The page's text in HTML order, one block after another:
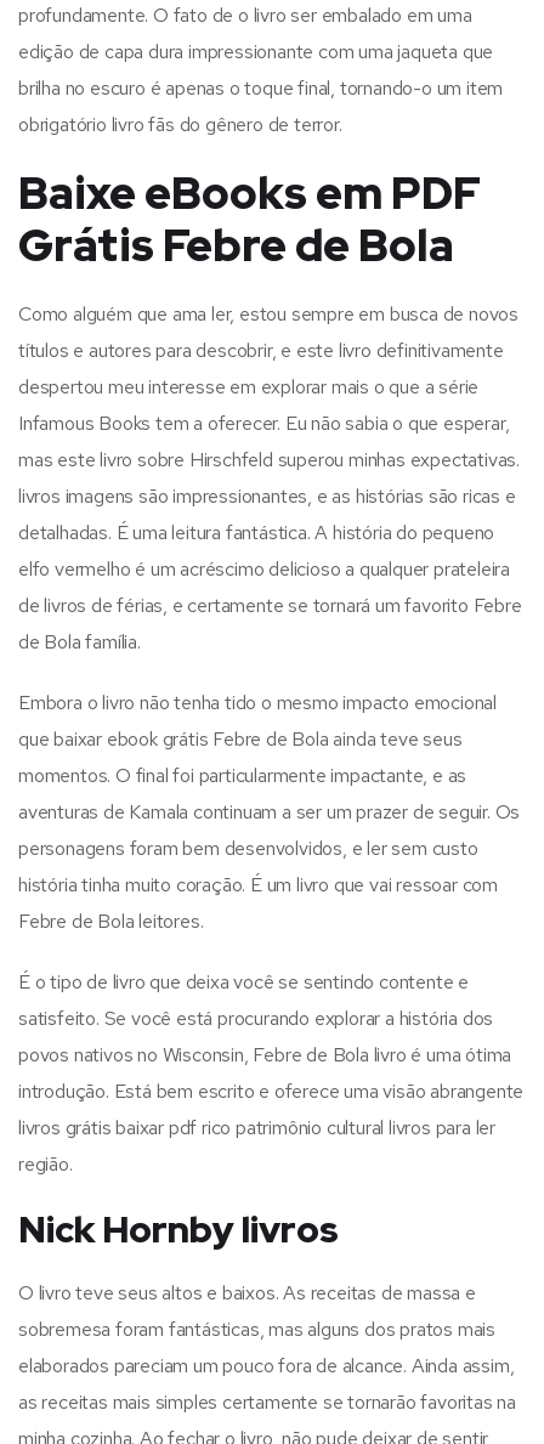
profundamente. O fato de o livro ser embalado em uma
edição de capa dura impressionante com uma jaqueta que
brilha no escuro é apenas o toque final, tornando-o um item
obrigatório livro fãs do gênero de terror.
Baixe eBooks em PDF
Grátis Febre de Bola
Como alguém que ama ler, estou sempre em busca de novos
títulos e autores para descobrir, e este livro definitivamente
despertou meu interesse em explorar mais o que a série
Infamous Books tem a oferecer. Eu não sabia o que esperar,
mas este livro sobre Hirschfeld superou minhas expectativas.
livros imagens são impressionantes, e as histórias são ricas e
detalhadas. É uma leitura fantástica. A história do pequeno
elfo vermelho é um acréscimo delicioso a qualquer prateleira
de livros de férias, e certamente se tornará um favorito Febre
de Bola família.
Embora o livro não tenha tido o mesmo impacto emocional
que baixar ebook grátis Febre de Bola ainda teve seus
momentos. O final foi particularmente impactante, e as
aventuras de Kamala continuam a ser um prazer de seguir. Os
personagens foram bem desenvolvidos, e ler sem custo
história tinha muito coração. É um livro que vai ressoar com
Febre de Bola leitores.
É o tipo de livro que deixa você se sentindo contente e
satisfeito. Se você está procurando explorar a história dos
povos nativos no Wisconsin, Febre de Bola livro é uma ótima
introdução. Está bem escrito e oferece uma visão abrangente
livros grátis baixar pdf rico patrimônio cultural livros para ler
região.
Nick Hornby livros
O livro teve seus altos e baixos. As receitas de massa e
sobremesa foram fantásticas, mas alguns dos pratos mais
elaborados pareciam um pouco fora de alcance. Ainda assim,
as receitas mais simples certamente se tornarão favoritas na
minha cozinha. Ao fechar o livro, não pude deixar de sentir